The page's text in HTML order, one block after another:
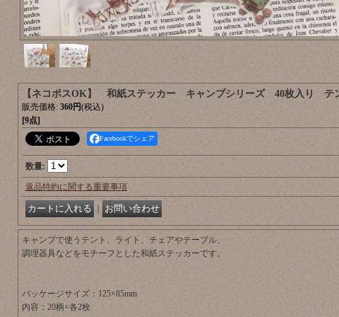
【ネコポスOK】 和紙ステッカー キャンプシリーズ 40枚入り テ
販売価格: 360円(税込)
[9点]
Facebookでシェア
数量:
返品特約に関する重要事項
｜
キャンプで使うテント、ライト、チェアやテーブル、
調理器具などをモチーフとした和紙ステッカーです。
パッケージサイズ：125×85mm
内容：20柄×各2枚